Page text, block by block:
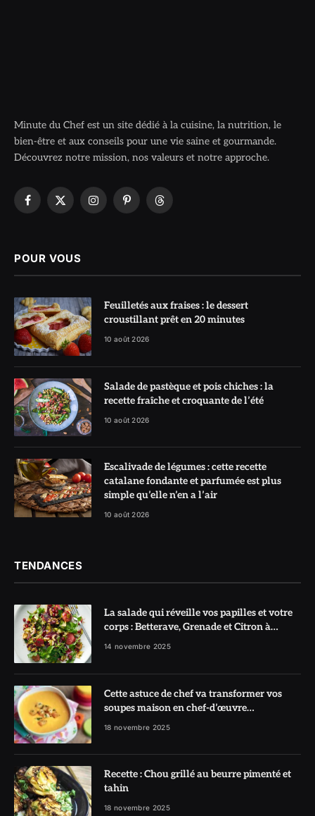
Minute du Chef est un site dédié à la cuisine, la nutrition, le
bien-être et aux conseils pour une vie saine et gourmande.
Découvrez notre mission, nos valeurs et notre approche.
Facebook
X
InstagramPinterestThreads
POUR VOUS
Feuilletés aux fraises : le dessert
croustillant prêt en 20 minutes
10 août 2026
Salade de pastèque et pois chiches : la
recette fraîche et croquante de l’été
10 août 2026
Escalivade de légumes : cette recette
catalane fondante et parfumée est plus
simple qu’elle n’en a l’air
10 août 2026
TENDANCES
La salade qui réveille vos papilles et votre
corps : Betterave, Grenade et Citron à
l’honneur
14 novembre 2025
Cette astuce de chef va transformer vos
soupes maison en chef-d’œuvre
réconfortant
18 novembre 2025
Recette : Chou grillé au beurre pimenté et
tahin
18 novembre 2025